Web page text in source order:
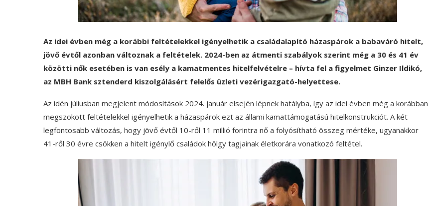
Az idei évben még a korábbi feltételekkel igényelhetik a családalapító házaspárok a babaváró hitelt,
jövő évtől azonban változnak a feltételek. 2024-ben az átmenti szabályok szerint még a 30 és 41 év
közötti nők esetében is van esély a kamatmentes hitelfelvételre – hívta fel a figyelmet Ginzer Ildikó,
az MBH Bank sztenderd kiszolgálásért felelős üzleti vezérigazgató-helyettese.
Az idén júliusban megjelent módosítások 2024. január elsején lépnek hatályba, így az idei évben még a korábban
megszokott feltételekkel igényelhetik a házaspárok ezt az állami kamattámogatású hitelkonstrukciót. A két
legfontosabb változás, hogy jövő évtől 10-ről 11 millió forintra nő a folyósítható összeg mértéke, ugyanakkor
41-ről 30 évre csökken a hitelt igénylő családok hölgy tagjainak életkorára vonatkozó feltétel.